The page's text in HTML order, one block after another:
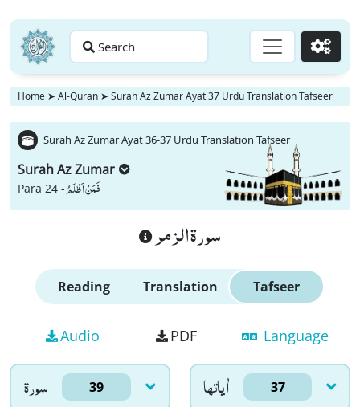
Search Go
Home ➤ Al-Quran ➤ Surah Az Zumar Ayat 37 Urdu Translation Tafseer
Surah Az Zumar Ayat 36-37 Urdu Translation Tafseer
Surah Az Zumar
Para 24 -فَمَنْ اَظْلَمُ
سورة الزمر
Reading Translation Tafseer
Audio PDF Language
سورۃ 39 اٰياتها 37